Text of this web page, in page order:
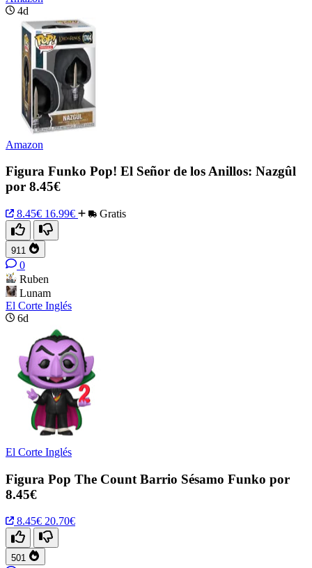
4d
Amazon
Figura Funko Pop! El Señor de los Anillos: Nazgûl
por 8.45€
8.45€ 16.99€ Gratis
911
0
Ruben
Lunam
El Corte Inglés
6d
El Corte Inglés
Figura Pop The Count Barrio Sésamo Funko por
8.45€
8.45€ 20.70€
501